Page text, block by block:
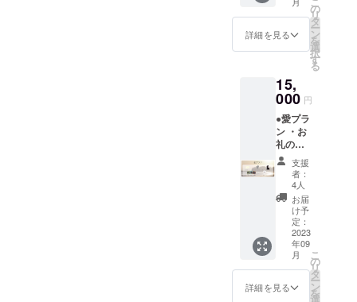
しかね
ますの
で、予
い。）
・ミニ
ポス
ター ・
ステッ
カー(ラ
ンダム
一種)
必ず備
考欄に
ご希望
のお名
前
クネー
ム可）
をご記
入くだ
さい。
第三者
を特定
する名
前や公
序良俗
に反す
るお名
前は掲
載いた
しかね
ますの
で、予
詳細を見る
の
リ
タ
ー
ン
を
選
択
す
る
15,
000 円
●愛プラ
ン ・お
礼の
メール
・エン
ドロー
ルクレ
ジット
(中)
（ご支
援時、
必ず備
考欄に
ご希望
のお名
支援
者：
4人
お届
け予
定：
2023
年09
月
詳細を見る
こ
の
リ
タ
ー
ン
を